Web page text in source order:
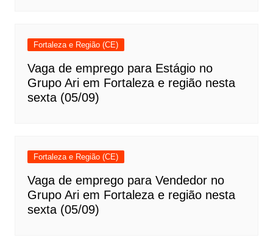
Fortaleza e Região (CE)
Vaga de emprego para Estágio no
Grupo Ari em Fortaleza e região nesta
sexta (05/09)
Fortaleza e Região (CE)
Vaga de emprego para Vendedor no
Grupo Ari em Fortaleza e região nesta
sexta (05/09)